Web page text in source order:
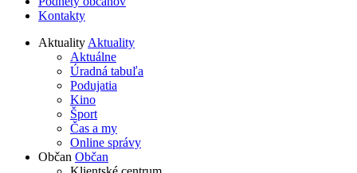
Kontakty
Aktuality Aktuality
Aktuálne
Úradná tabuľa
Podujatia
Kino
Šport
Čas a my
Online správy
Občan Občan